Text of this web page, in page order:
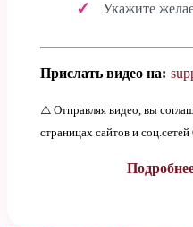
Укажите
Прислать видео на:
⚠️ Отправляя видео, вы
страницах сайтов и